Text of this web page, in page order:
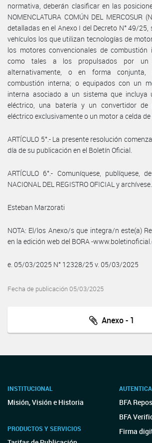
normativa, deberán clasificar en las
NOMENCLATURA COMÚN DEL MERCOSUR
detalladas en el Anexo I del Decreto N° 49/
vehículos los que utilizan tecnologías de
los motores convencionales de combustión
como tales a los propulsados por un
alternativamente, o en forma
combustión interna; o equipados con un
interna asociado a un sistema que incluya
eléctrico, una batería y un convertidor de
eléctrico exclusivamente o un motor a celda
ARTÍCULO 5°.- La presente resolución
día de su publicación en el Boletín Oficial.
ARTÍCULO 6°.- Comuníquese, publíquese,
NACIONAL DEL REGISTRO OFICIAL y archívese.
Esteban Marzorati
NOTA: El/los Anexo/s que integra/n este(a)
en la edición web del BORA -
e. 05/03/2025 N° 12328/25 v. 05/03/2025
Fecha de publicación 05/03/2025
Anexo - 1
INSTITUCIONAL
Misión, Visión e Historia
PRODUCTOS Y SERVICIOS
BFA
BFA
Firma